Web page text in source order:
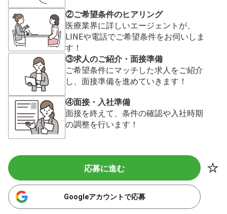
②ご希望条件のヒアリング
医療業界に詳しいエージェントが、
LINEや電話でご希望条件をお伺いしま
す！
③求人のご紹介・面接準備
ご希望条件にマッチした求人をご紹介
し、面接準備を進めていきます！
④面接・入社準備
面接を終えて、条件の確認や入社時期
の調整を行います！
応募に進む
Googleアカウントで応募